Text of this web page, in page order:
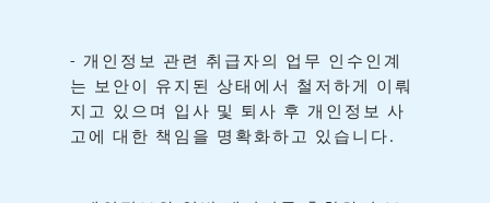
- 개인정보 관련 취급자의 업무 인수인계
는
보안이 유지된 상태에서 철저하게
이뤄
지고
있으며 입사 및 퇴사 후 개인정보 사
고에
대한 책임을 명확화하고 있습니다 .